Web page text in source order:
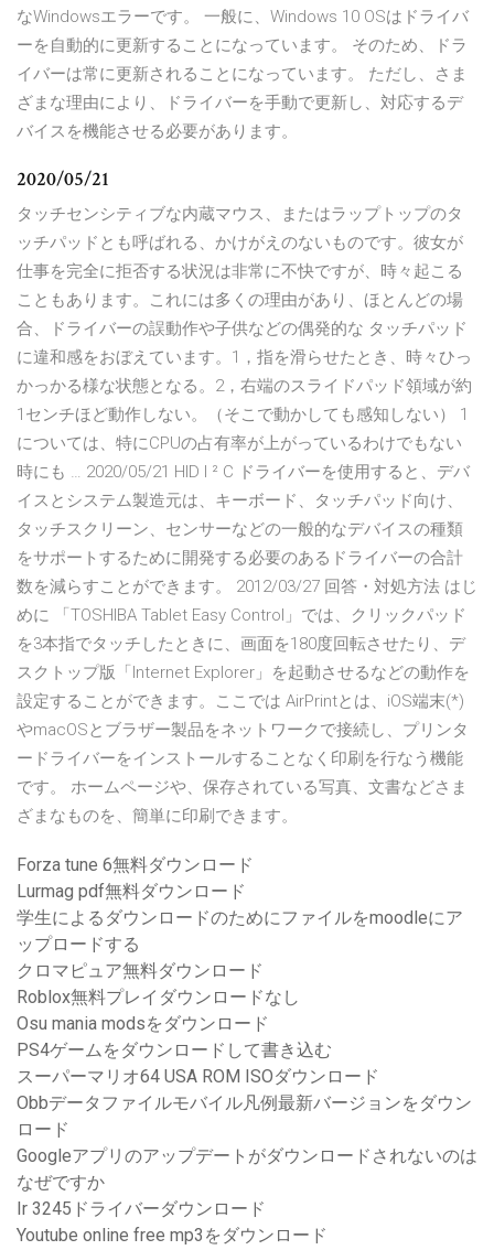
なWindowsエラーです。 一般に、Windows 10 OSはドライバ
ーを自動的に更新することになっています。 そのため、ドラ
イバーは常に更新されることになっています。 ただし、さま
ざまな理由により、ドライバーを手動で更新し、対応するデ
バイスを機能させる必要があります。
2020/05/21
タッチセンシティブな内蔵マウス、またはラップトップのタ
ッチパッドとも呼ばれる、かけがえのないものです。彼女が
仕事を完全に拒否する状況は非常に不快ですが、時々起こる
こともあります。これには多くの理由があり、ほとんどの場
合、ドライバーの誤動作や子供などの偶発的な タッチパッド
に違和感をおぼえています。1，指を滑らせたとき、時々ひっ
かっかる様な状態となる。2，右端のスライドパッド領域が約
1センチほど動作しない。（そこで動かしても感知しない） 1
については、特にCPUの占有率が上がっているわけでもない
時にも … 2020/05/21 HID I ² C ドライバーを使用すると、デバ
イスとシステム製造元は、キーボード、タッチパッド向け、
タッチスクリーン、センサーなどの一般的なデバイスの種類
をサポートするために開発する必要のあるドライバーの合計
数を減らすことができます。 2012/03/27 回答・対処方法 はじ
めに 「TOSHIBA Tablet Easy Control」では、クリックパッド
を3本指でタッチしたときに、画面を180度回転させたり、デ
スクトップ版「Internet Explorer」を起動させるなどの動作を
設定することができます。ここでは AirPrintとは、iOS端末(*)
やmacOSとブラザー製品をネットワークで接続し、プリンタ
ードライバーをインストールすることなく印刷を行なう機能
です。 ホームページや、保存されている写真、文書などさま
ざまなものを、簡単に印刷できます。
Forza tune 6無料ダウンロード
Lurmag pdf無料ダウンロード
学生によるダウンロードのためにファイルをmoodleにア
ップロードする
クロマピュア無料ダウンロード
Roblox無料プレイダウンロードなし
Osu mania modsをダウンロード
PS4ゲームをダウンロードして書き込む
スーパーマリオ64 USA ROM ISOダウンロード
Obbデータファイルモバイル凡例最新バージョンをダウン
ロード
Googleアプリのアップデートがダウンロードされないのは
なぜですか
Ir 3245ドライバーダウンロード
Youtube online free mp3をダウンロード